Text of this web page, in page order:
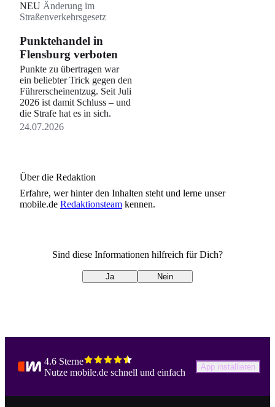
NEU Änderung im
Straßenverkehrsgesetz
Punktehandel in
Flensburg verboten
Punkte zu übertragen war
ein beliebter Trick gegen den
Führerscheinentzug. Seit Juli
2026 ist damit Schluss – und
die Strafe hat es in sich.
24.07.2026
Über die Redaktion
Erfahre, werhinter den Inhalten steht und lerne unser
mobile.de Redaktionsteam kennen.
Sind diese Informationen hilfreich für Dich?
Ja Nein
4.6 Sterne
Nutze mobile.de schnell und einfach
App installieren